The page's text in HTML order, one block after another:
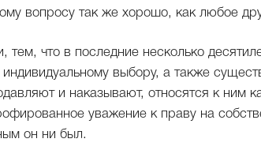
вопросу так же хорошо, как любое
тем, что в последние несколько
выбору, а также
и наказывают, относятся к ним
уважение к праву на
он ни был.